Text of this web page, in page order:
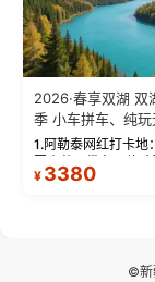
2026·春享双湖 双
季 小车拼车、纯玩
1.阿勒泰网红打卡地
军山落日缆车，体验
将军山，夕阳派对，
¥ 3380
©新